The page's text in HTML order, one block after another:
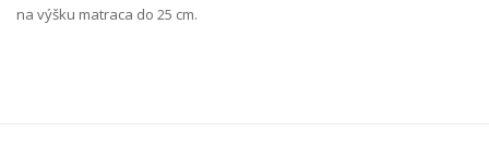
na výšku matraca do 25 cm.